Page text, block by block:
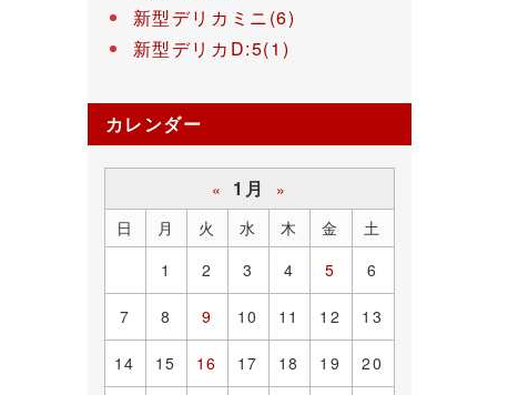
新型デリカミニ(6)
新型デリカD:5(1)
カレンダー
« 1月
»
日
月 火 水 木 金
土
1
2 3 4 5 6
7 8 9 10 11 12 13
14 15 16 17 18 19 20